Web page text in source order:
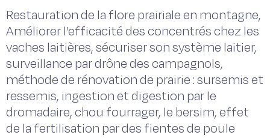
Restauration de la flore prairiale en montagne,
Améliorer l’efficacité des concentrés chez les
vaches laitières, sécuriser son système laitier,
surveillance par drône des campagnols,
méthode de rénovation de prairie : sursemis et
ressemis, ingestion et digestion par le
dromadaire, chou fourrager, le bersim, effet
de la fertilisation par des fientes de poule